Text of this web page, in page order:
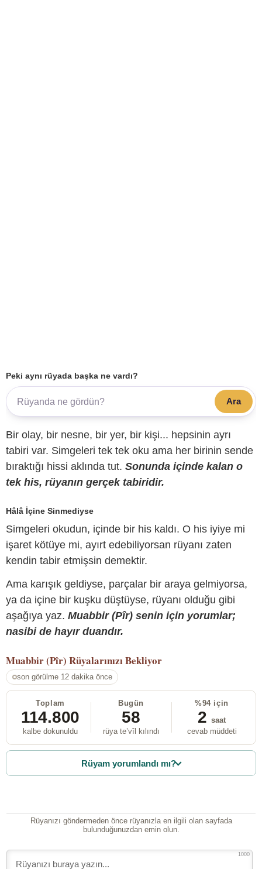
Peki aynı rüyada başka ne vardı?
Ara
Bir olay, bir nesne, bir yer, bir kişi... hepsinin ayrı
tabiri var. Simgeleri tek tek oku ama her birinin sende
bıraktığı hissi aklında tut. Sonunda içinde kalan o
tek his, rüyanın gerçek tabiridir.
Hâlâ İçine Sinmediyse
Simgeleri okudun, içinde bir his kaldı. O his iyiye mi
işaret kötüye mi, ayırt edebiliyorsan rüyanı zaten
kendin tabir etmişsin demektir.
Ama karışık geldiyse, parçalar bir araya gelmiyorsa,
ya da içine bir kuşku düştüyse, rüyanı olduğu gibi
aşağıya yaz. Muabbir (Pîr) senin için yorumlar;
nasibi de hayır duandır.
Muabbir (Pîr) Rüyalarınızı Bekliyor
son görülme 12 dakika önce
Toplam
114.800
kalbe dokunuldu
Bugün
58
rüya te’vîl kılındı
%94 için
2 saat
cevab müddeti
Rüyam yorumlandı mı?
Rüyanızı göndermeden önce rüyanızla en ilgili olan sayfada
bulunduğunuzdan emin olun.
1000